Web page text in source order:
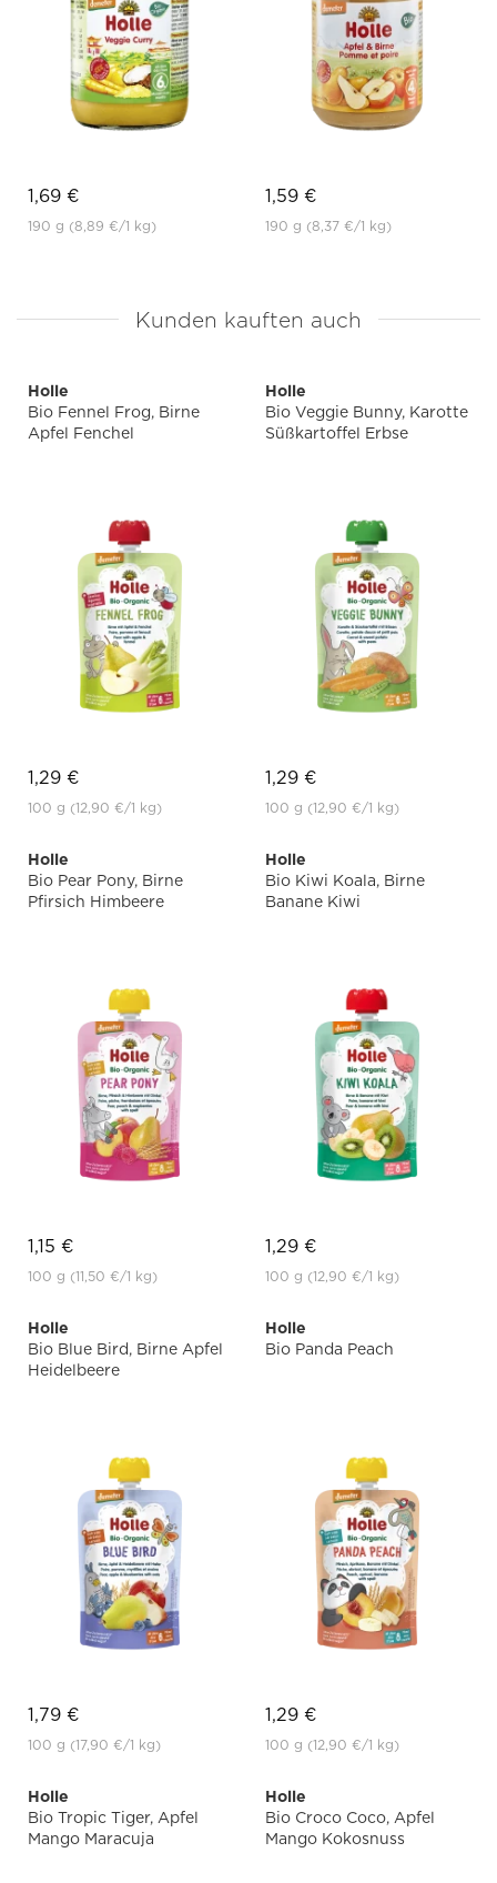
1,69 €
190 g (8,89 €/1 kg)
1,59 €
190 g (8,37 €/1 kg)
Kunden kauften auch
Holle
Bio Fennel Frog, Birne
Apfel Fenchel
1,29 €
100 g (12,90 €/1 kg)
Holle
Bio Veggie Bunny, Karotte
Süßkartoffel Erbse
1,29 €
100 g (12,90 €/1 kg)
Holle
Bio Pear Pony, Birne
Pfirsich Himbeere
1,15 €
100 g (11,50 €/1 kg)
Holle
Bio Kiwi Koala, Birne
Banane Kiwi
1,29 €
100 g (12,90 €/1 kg)
Holle
Bio Blue Bird, Birne Apfel
Heidelbeere
1,79 €
100 g (17,90 €/1 kg)
Holle
Bio Panda Peach
1,29 €
100 g (12,90 €/1 kg)
Holle
Bio Tropic Tiger, Apfel
Mango Maracuja
Holle
Bio Croco Coco, Apfel
Mango Kokosnuss